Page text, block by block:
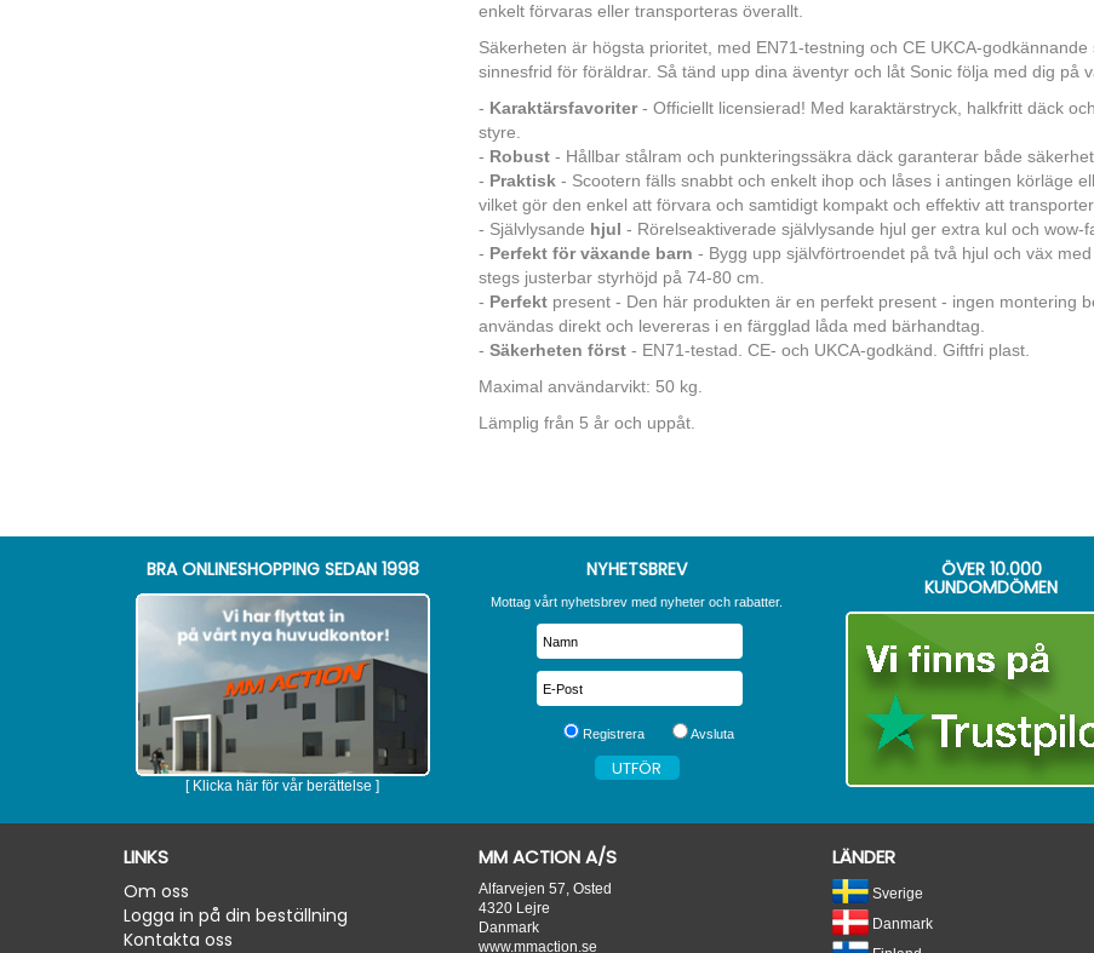
enkelt förvaras eller transporteras överallt.
Säkerheten är högsta prioritet, med EN71-testning och CE UKCA-
sinnesfrid för föräldrar. Så tänd upp dina äventyr och låt Sonic följa med dig på
- Karaktärsfavoriter- Officiellt licensierad! Med karaktärstryck, halkfritt däck
styre.
- Robust- Hållbar stålram och punkteringssäkra däck garanterar både
- Praktisk- Scootern fälls snabbt och enkelt ihop och låses i antingen körläge
vilket gör den enkel att förvara och samtidigt kompakt och effektiv att
- Självlysande hjul - Rörelseaktiverade självlysande hjul ger extra kul och wow-
- Perfekt för växande barn - Bygg upp självförtroendet på två hjul och väx
stegs justerbar styrhöjd på 74-80 cm.
- Perfektpresent - Den här produkten är en perfekt present - ingen montering
användas direkt och levereras i en färgglad låda med bärhandtag.
- Säkerheten först- EN71-testad. CE- och UKCA-godkänd. Giftfri plast.
Maximal användarvikt: 50 kg.
Lämplig från 5 år och uppåt.
BRA ONLINESHOPPING SEDAN 1998
[ Klicka här för vår berättelse ]
NYHETSBREV
Mottag vårt nyhetsbrev med nyheter och rabatter.
Registrera Avsluta
ÖVER 10.000
KUNDOMDÖMEN
LINKS
Om oss
Logga in på din beställning
Kontakta oss
MM ACTION A/S
Alfarvejen 57, Osted
4320 Lejre
Danmark
www.mmaction.se
LÄNDER
Sverige
Danmark